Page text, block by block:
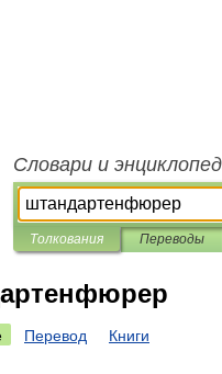
Словари и
Толкования Переводы
Перевод Книги